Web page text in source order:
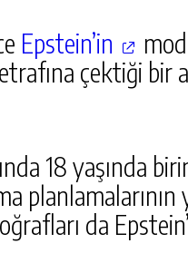
Epstein’in
çektiği bir
18 yaşında
planlamalarının
da